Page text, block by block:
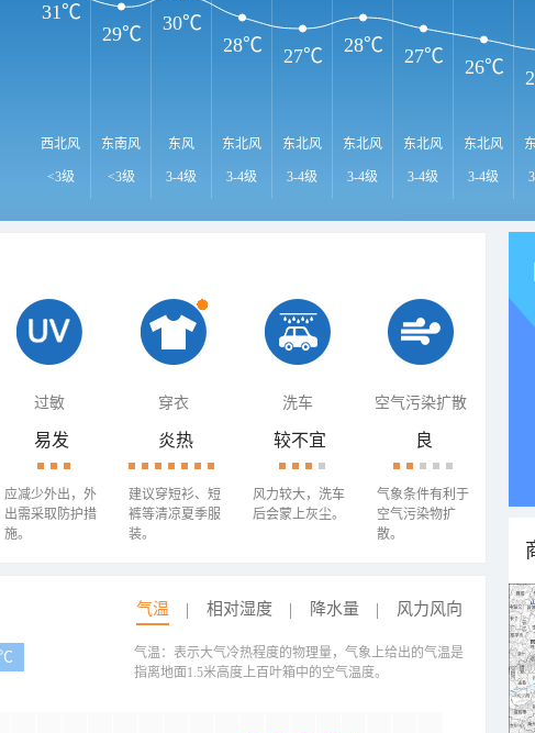
西北风
<3级
东南风
<3级
东风
3-4级
东北风
3-4级
东北风
3-4级
东北风
3-4级
东北风
3-4级
东北风
3-4级
31℃
29℃
30℃
28℃
27℃ 28℃ 27℃ 26℃
过敏 穿衣 洗车 空气污染扩散
易发
应减少外出，外
出需采取防护措
施。
炎热
建议穿短衫、短
裤等清凉夏季服
装。
较不宜
风力较大，洗车
后会蒙上灰尘。
良
气象条件有利于
空气污染物扩
散。
气温 相对湿度 降水量 风力风向
气温：表示大气冷热程度的物理量，气象上给出的气温是
指离地面1.5米高度上百叶箱中的空气温度。